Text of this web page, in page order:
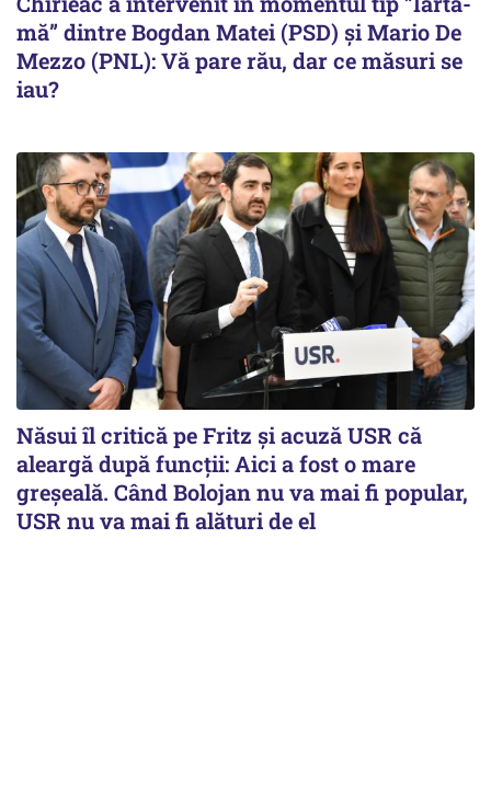
mă” dintre Bogdan Matei (PSD) și Mario De
Mezzo (PNL): Vă pare rău, dar ce măsuri se
iau?
Năsui îl critică pe Fritz și acuză USR că
aleargă după funcții: Aici a fost o mare
greșeală. Când Bolojan nu va mai fi popular,
USR nu va mai fi alături de el